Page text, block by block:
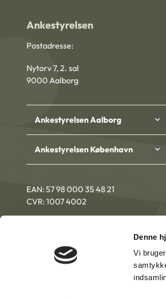
Denne
Vi
Ankestyrelsen
Postadresse:
Nytorv 7, 2. sal
9000 Aalborg
Ankestyrelsen Aalborg
Ankestyrelsen København
EAN: 57 98 000 35 48 21
CVR: 1007 4002